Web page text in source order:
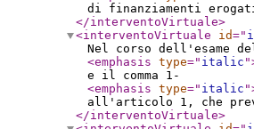
di finanziamenti
</interventoVirtuale>
<interventoVirtuale
id="
Nel corso dell'esame
<emphasis type=" italic "
e il comma 1-
<emphasis type=" italic "
all'articolo 1, che
</interventoVirtuale>